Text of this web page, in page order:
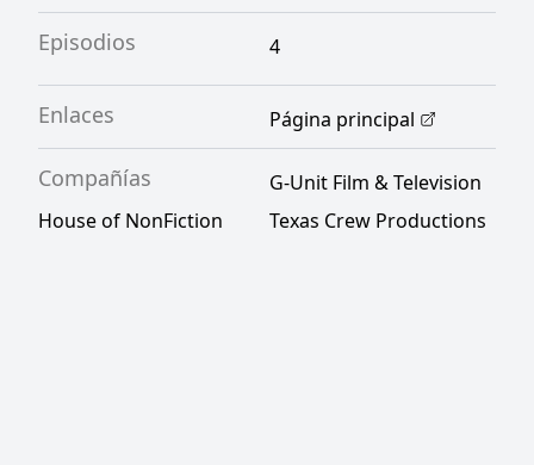
Episodios 4
Enlaces Página principal
Compañías
G-Unit Film & Television
House of NonFiction
Texas Crew Productions